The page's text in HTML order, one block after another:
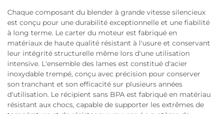
Chaque composant du blender à grande vitesse silencieux
est conçu pour une durabilité exceptionnelle et une fiabilité
à long terme. Le carter du moteur est fabriqué en
matériaux de haute qualité résistant à l'usure et conservant
leur intégrité structurelle même lors d'une utilisation
intensive. L'ensemble des lames est constitué d'acier
inoxydable trempé, conçu avec précision pour conserver
son tranchant et son efficacité sur plusieurs années
d'utilisation. Le récipient sans BPA est fabriqué en matériau
résistant aux chocs, capable de supporter les extrêmes de